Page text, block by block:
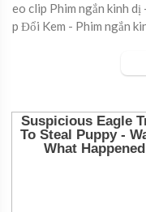
eo clip Phim ngắn kinh
p Đổi Kem - Phim ngắn